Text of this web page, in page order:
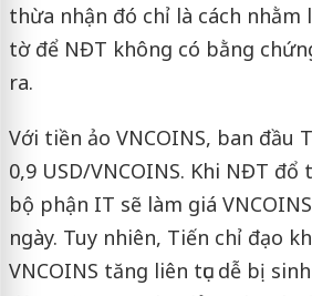
thừa nhận đó chỉ là cách nhằm
tờ để NĐT không có bằng
ra.
Với tiền ảo VNCOINS, ban đầu
0,9 USD/VNCOINS. Khi NĐT
bộ phận IT sẽ làm giá
ngày. Tuy nhiên, Tiến chỉ đạo
VNCOINS tăng liên tục dễ bị